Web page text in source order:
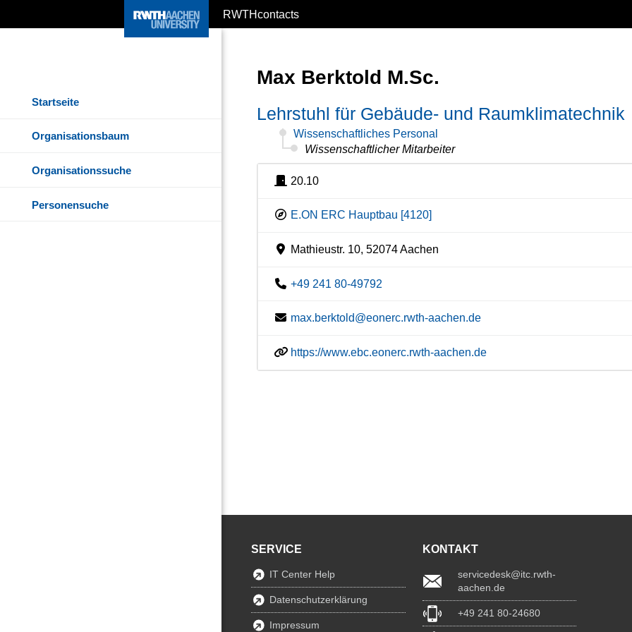
RWTHcontacts
Startseite
Organisationsbaum
Organisationssuche
Personensuche
Max Berktold M.Sc.
Lehrstuhl für Gebäude- und Raumklimatechnik
Wissenschaftliches Personal
Wissenschaftlicher Mitarbeiter
20.10
E.ON ERC Hauptbau [4120]
Mathieustr. 10, 52074 Aachen
+49 241 80-49792
max.berktold@eonerc.rwth-aachen.de
https://www.ebc.eonerc.rwth-aachen.de
SERVICE
IT Center Help
Datenschutzerklärung
Impressum
KONTAKT
servicedesk@itc.rwth-
aachen.de
+49 241 80-24680